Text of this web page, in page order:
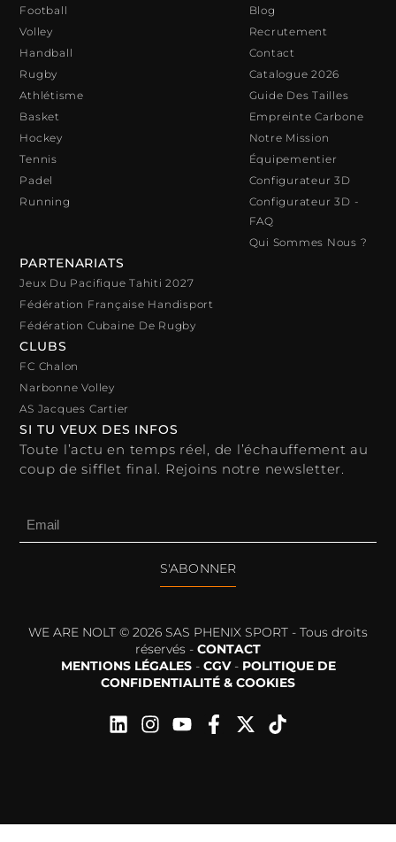
Football
Volley
Handball
Rugby
Athlétisme
Basket
Hockey
Tennis
Padel
Running
Blog
Recrutement
Contact
Catalogue 2026
Guide Des Tailles
Empreinte Carbone
Notre Mission
Équipementier
Configurateur 3D
Configurateur 3D -
FAQ
Qui Sommes Nous ?
PARTENARIATS
Jeux Du Pacifique Tahiti 2027
Fédération Française Handisport
Fédération Cubaine De Rugby
CLUBS
FC Chalon
Narbonne Volley
AS Jacques Cartier
SI TU VEUX DES INFOS
Toute l’actu en temps réel, de l’échauffement au
coup de sifflet final. Rejoins notre newsletter.
S'ABONNER
WE ARE NOLT © 2026 SAS PHENIX SPORT - Tous droits
réservés - CONTACT
MENTIONS LÉGALES- CGV- POLITIQUE DE
CONFIDENTIALITÉ & COOKIES